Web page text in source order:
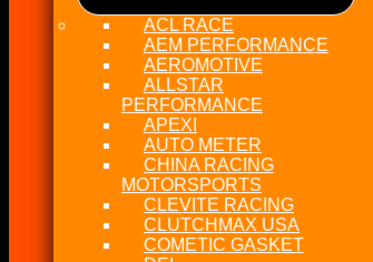
ACL RACE
AEM PERFORMANCE
AEROMOTIVE
ALLSTAR
PERFORMANCE
APEXI
AUTO METER
CHINA RACING
MOTORSPORTS
CLEVITE RACING
CLUTCHMAX USA
COMETIC GASKET